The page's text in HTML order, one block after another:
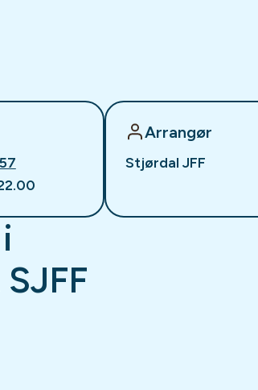
Arrangør
Stjørdal JFF